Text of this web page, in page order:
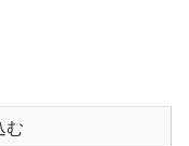
む